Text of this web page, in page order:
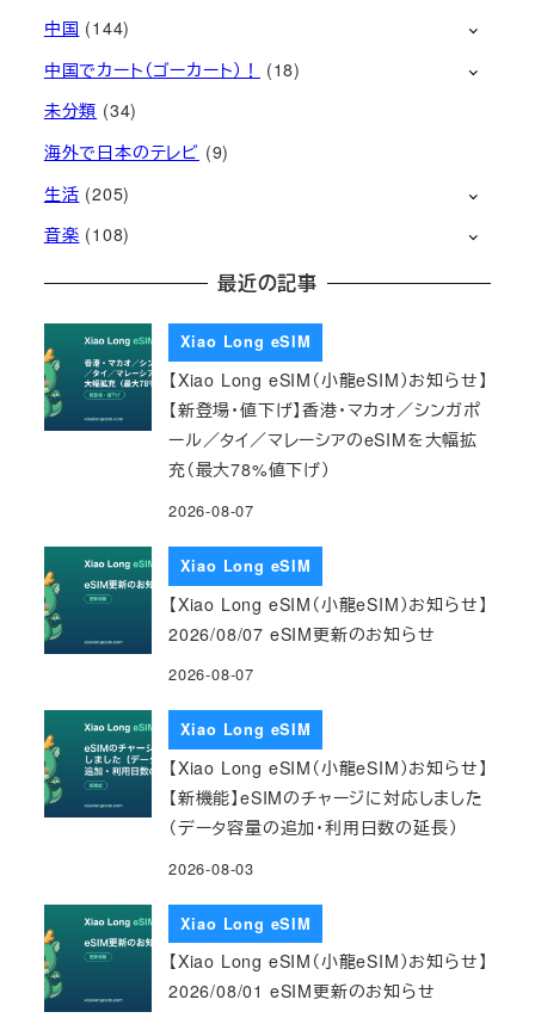
中国 (144)
中国でカート（ゴーカート）！
(18)
未分類 (34)
海外で日本のテレビ (9)
生活 (205)
音楽 (108)
最近の記事
Xiao Long eSIM
【Xiao Long eSIM（小龍eSIM）お知らせ】
【新登場・値下げ】香港・マカオ／シンガポ
ール／タイ／マレーシアのeSIMを大幅拡
充（最大78%値下げ）
2026-08-07
Xiao Long eSIM
【Xiao Long eSIM（小龍eSIM）お知らせ】
2026/08/07 eSIM更新のお知らせ
2026-08-07
Xiao Long eSIM
【Xiao Long eSIM（小龍eSIM）お知らせ】
【新機能】eSIMのチャージに対応しました
（データ容量の追加・利用日数の延長）
2026-08-03
Xiao Long eSIM
【Xiao Long eSIM（小龍eSIM）お知らせ】
2026/08/01 eSIM更新のお知らせ